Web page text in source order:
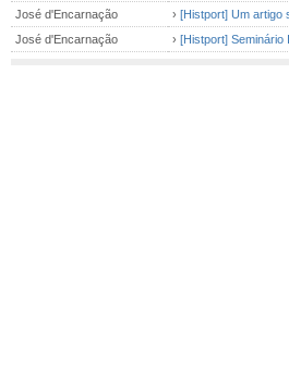
José d'Encarnação
› [Histport] Um artigo
José d'Encarnação
› [Histport] Seminário